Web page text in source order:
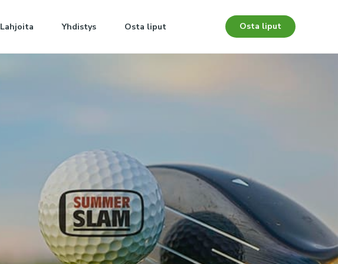
Lahjoita Yhdistys Osta liput Osta liput